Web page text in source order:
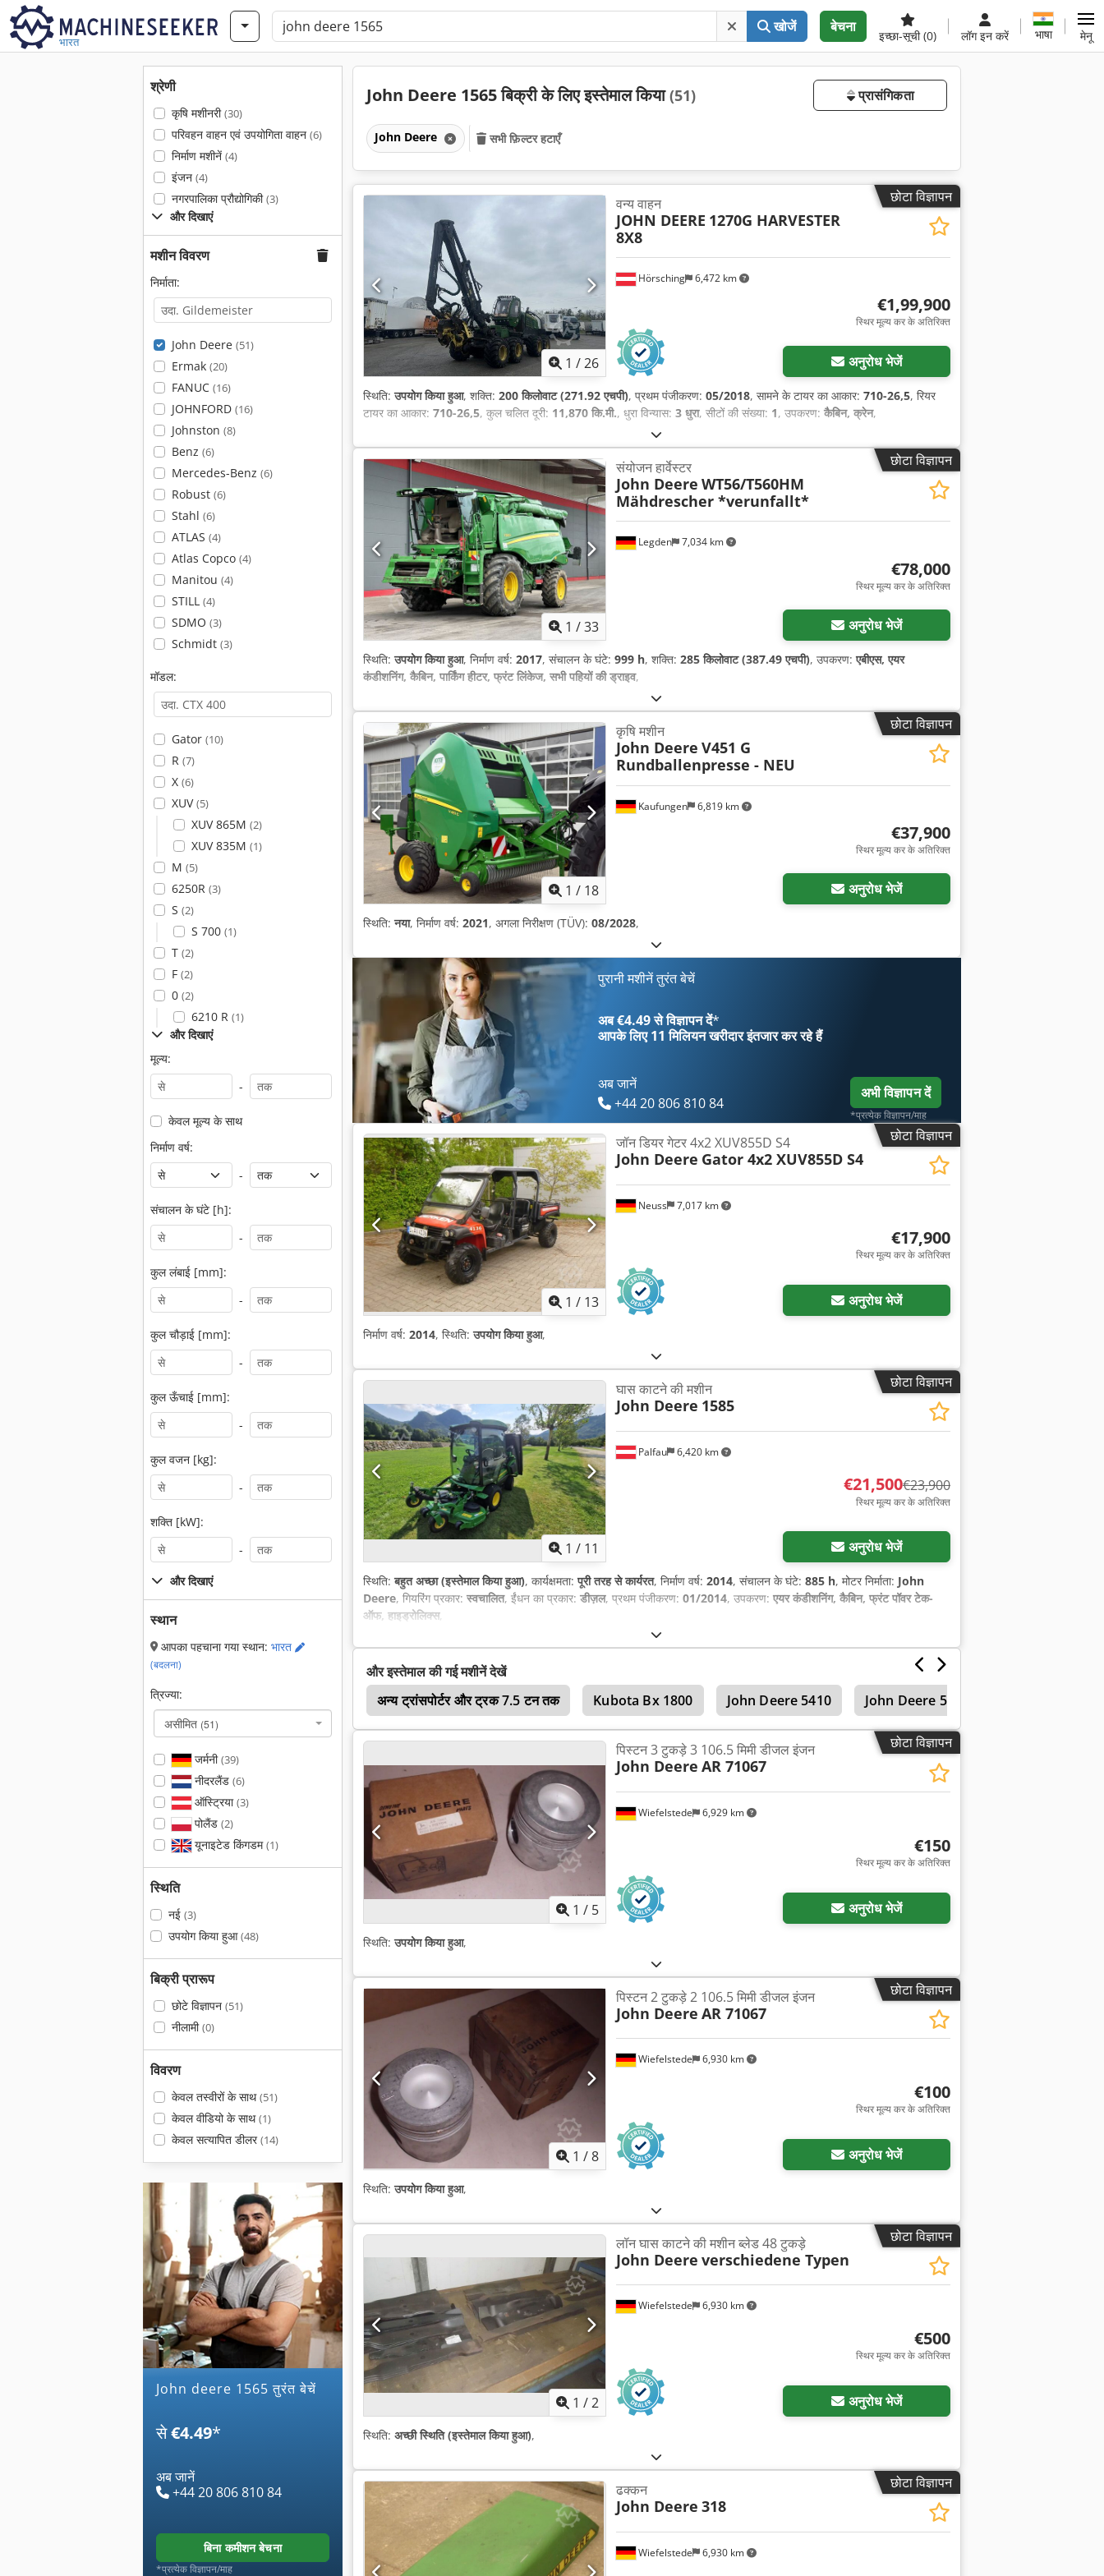
भारत
खोजें बेचना
इच्छा-सूची(0) लॉग इन करें भाषा मेनू
श्रेणी
कृषि मशीनरी(30)
परिवहन वाहन एवं उपयोगिता वाहन (6)
निर्माण मशीनें (4)
इंजन (4)
नगरपालिका प्रौद्योगिकी(3)
और दिखाएं
मशीन विवरण
निर्माता:
John Deere (51)
Ermak (20)
FANUC (16)
JOHNFORD (16)
Johnston (8)
Benz (6)
Mercedes-Benz (6)
Robust (6)
Stahl (6)
ATLAS (4)
Atlas Copco (4)
Manitou (4)
STILL (4)
SDMO (3)
Schmidt (3)
मॉडल:
Gator (10)
R (7)
X (6)
XUV(5)
XUV 865M (2)
XUV 835M (1)
M (5)
6250R (3)
S (2)
S 700 (1)
T (2)
F (2)
0 (2)
6210 R (1)
और दिखाएं
मूल्य:
-
केवल मूल्य के साथ
निर्माण वर्ष:
-
संचालन के घंटे [h]:
-
कुल लंबाई [mm]:
-
कुल चौड़ाई [mm]:
-
कुल ऊँचाई [mm]:
-
कुल वजन [kg]:
-
शक्ति [kW]:
-
और दिखाएं
स्थान
आपका पहचाना गया स्थान: भारत
(बदलना)
त्रिज्या:
असीमित (51)
जर्मनी(39)
नीदरलैंड (6)
ऑस्ट्रिया(3)
पोलैंड (2)
यूनाइटेड किंगडम(1)
स्थिति
नई (3)
उपयोग किया हुआ(48)
बिक्री प्रारूप
छोटे विज्ञापन (51)
नीलामी(0)
विवरण
केवल तस्वीरों के साथ(51)
केवल वीडियो के साथ(1)
केवल सत्यापित डीलर(14)
john deere 1565 तुरंत बेचें
से€4.49*
अब जानें
+44 20 806 810 84
बिना कमीशन बेचना
*प्रत्येक विज्ञापन/माह
John Deere 1565 बिक्री के लिए इस्तेमाल किया(51) प्रासंगिकता
John Deere सभी फ़िल्टर हटाएँ
छोटा विज्ञापन
1 /26
Hörsching 6,472 km
वन्य वाहन
JOHN DEERE 1270G HARVESTER
8X8
€1,99,900
स्थिर मूल्य कर के अतिरिक्त
अनुरोध भेजें
स्थिति:उपयोग किया हुआ, शक्ति: 200 किलोवाट (271.92 एचपी), प्रथम पंजीकरण: 05/2018, सामने के टायर का आकार: 710-26,5, रियर
टायर का आकार: 710-26,5, कुल चलित दूरी: 11,870 कि.मी., धुरा विन्यास: 3 धुरा, सीटों की संख्या: 1, उपकरण: कैबिन, क्रेन,
छोटा विज्ञापन
1 /33
Legden 7,034 km
संयोजन हार्वेस्टर
John Deere WT56/T560HM
Mähdrescher *verunfallt*
€78,000
स्थिर मूल्य कर के अतिरिक्त
अनुरोध भेजें
स्थिति:उपयोग किया हुआ, निर्माण वर्ष: 2017, संचालन के घंटे: 999 h, शक्ति: 285 किलोवाट (387.49 एचपी), उपकरण:एबीएस, एयर
कंडीशनिंग, कैबिन, पार्किंग हीटर, फ्रंट लिंकेज, सभी पहियों की ड्राइव,
छोटा विज्ञापन
1 / 18
Kaufungen 6,819 km
कृषि मशीन
John Deere V451 G
Rundballenpresse - NEU
€37,900
स्थिर मूल्य कर के अतिरिक्त
अनुरोध भेजें
स्थिति:नया, निर्माण वर्ष: 2021, अगला निरीक्षण (TÜV): 08/2028,
पुरानी मशीनें तुरंत बेचें
अब €4.49 से विज्ञापन दें*
आपके लिए11 मिलियन खरीदारइंतजार कर रहे हैं
अब जानें
+44 20 806 810 84
अभी विज्ञापन दें
*प्रत्येक विज्ञापन/माह
छोटा विज्ञापन
1 / 13
Neuss 7,017 km
जॉन डियर गेटर 4x2 XUV855D S4
John Deere Gator 4x2 XUV855D S4
€17,900
स्थिर मूल्य कर के अतिरिक्त
अनुरोध भेजें
निर्माण वर्ष: 2014, स्थिति:उपयोग किया हुआ,
छोटा विज्ञापन
1 / 11
Palfau 6,420 km
घास काटने की मशीन
John Deere 1585
€21,500€23,900
स्थिर मूल्य कर के अतिरिक्त
अनुरोध भेजें
स्थिति:बहुत अच्छा (इस्तेमाल किया हुआ), कार्यक्षमता:पूरी तरह से कार्यरत, निर्माण वर्ष: 2014, संचालन के घंटे: 885 h, मोटर निर्माता: John
Deere, गियरिंग प्रकार: स्वचालित, ईंधन का प्रकार: डीज़ल, प्रथम पंजीकरण: 01/2014, उपकरण: एयर कंडीशनिंग, कैबिन, फ्रंट पॉवर टेक-
ऑफ, हाइड्रोलिक्स,
और इस्तेमाल की गई मशीनें देखें
अन्य ट्रांसपोर्टर और ट्रक 7.5 टन तक
Kubota Bx 1800 John Deere 5410 John Deere 535
John Deere 535
छोटा विज्ञापन
1 / 5
Wiefelstede 6,929 km
पिस्टन 3 टुकड़े 3 106.5 मिमी डीजल इंजन
John Deere AR 71067
€150
स्थिर मूल्य कर के अतिरिक्त
अनुरोध भेजें
स्थिति:उपयोग किया हुआ,
छोटा विज्ञापन
1 /8
Wiefelstede 6,930 km
पिस्टन 2 टुकड़े 2 106.5 मिमी डीजल इंजन
John Deere AR 71067
€100
स्थिर मूल्य कर के अतिरिक्त
अनुरोध भेजें
स्थिति:उपयोग किया हुआ,
छोटा विज्ञापन
अधिक चित्रों का अनुरोध करें
1 /2
Wiefelstede 6,930 km
लॉन घास काटने की मशीन ब्लेड 48 टुकड़े
John Deere verschiedene Typen
€500
स्थिर मूल्य कर के अतिरिक्त
अनुरोध भेजें
स्थिति: अच्छी स्थिति (इस्तेमाल किया हुआ),
छोटा विज्ञापन
Wiefelstede 6,930 km
ढक्कन
John Deere 318